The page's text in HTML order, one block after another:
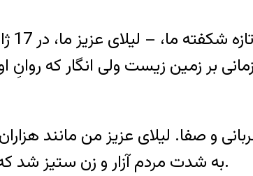
بر زمین زیست ولی انگار که
و صفا. لیلای عزیز من مانند
به شدت مردم آزار و زن ستیز شد که قرنهاست بخشی از مردانِ سرزمین ما را، به نامردان مبدل ساخته است.